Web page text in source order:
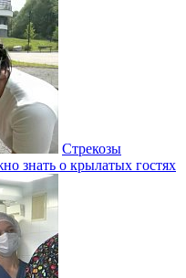
Стрекозы
знать о крылатых гостях